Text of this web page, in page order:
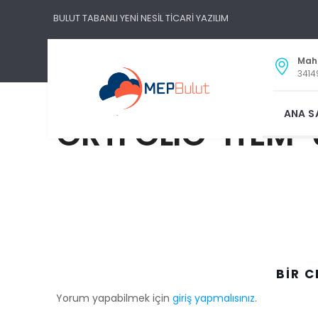
BULUT TABANLI YENİ NESİL TİCARİ YAZILIM
ANA
ORTFOLIO-
BIR
Yorum yapabilmek için giriş yapmalısınız.